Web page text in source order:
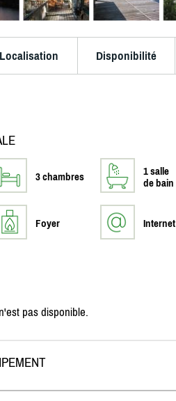
Localisation Disponibilité
3 chambres
1 salle
de bain
Foyer Internet
pas disponible.